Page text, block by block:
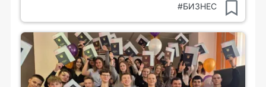
#БИЗНЕС